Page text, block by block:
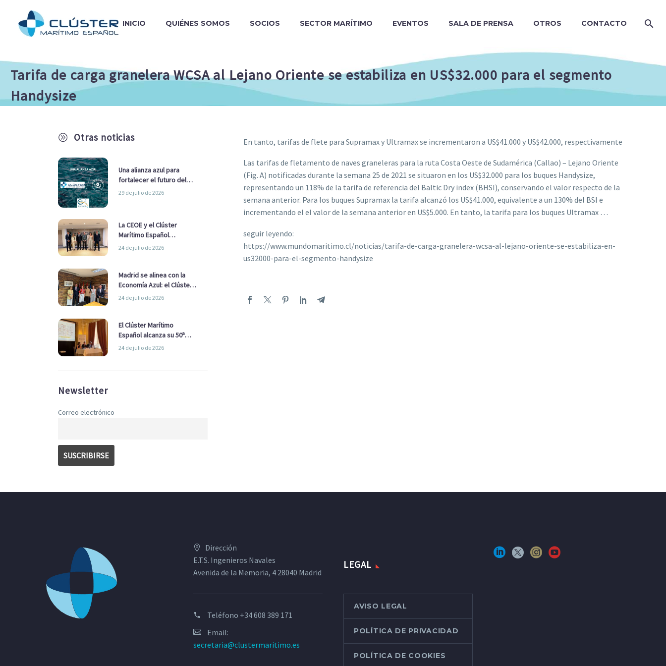
INICIO QUIÉNES SOMOS SOCIOS SECTOR MARÍTIMO EVENTOS SALA DE PRENSA OTROS CONTACTO
Tarifa de carga granelera WCSA al Lejano Oriente se estabiliza en US$32.000 para el segmento
Handysize
A Otras noticias
Una alianza azul para
fortalecer el futuro del
sector marítimo
29 de julio de 2026
La CEOE y el Clúster
Marítimo Español
refuerzan su alianza para
24 de julio de 2026
Madrid se alinea con la
Economía Azul: el Clúster
Marítimo Español y la Real
Ayuntamiento
24 de julio de 2026
El Clúster Marítimo
Español alcanza su 50ª
Asamblea reafirmando su
24 de julio de 2026
Newsletter
Correo electrónico
En tanto, tarifas de flete para Supramax y Ultramax se incrementaron a US$41.000 y US$42.000, respectivamente
Las tarifas de fletamento de naves graneleras para la ruta Costa Oeste de Sudamérica (Callao) – Lejano Oriente
(Fig. A) notificadas durante la semana 25 de 2021 se situaron en los US$32.000 para los buques Handysize,
representando un 118% de la tarifa de referencia del Baltic Dry index (BHSI), conservando el valor respecto de la
semana anterior. Para los buques Supramax la tarifa alcanzó los US$41.000, equivalente a un 130% del BSI e
incrementando el el valor de la semana anterior en US$5.000. En tanto, la tarifa para los buques Ultramax …
seguir leyendo:
https://www.mundomaritimo.cl/noticias/tarifa-de-carga-granelera-wcsa-al-lejano-oriente-se-estabiliza-en-
us32000-para-el-segmento-handysize
Dirección
E.T.S. Ingenieros Navales
Avenida de la Memoria, 4 28040 Madrid
Teléfono +34 608 389 171
Email:
secretaria@clustermaritimo.es
LEGAL
AVISO LEGAL
POLÍTICA DE PRIVACIDAD
POLÍTICA DE COOKIES